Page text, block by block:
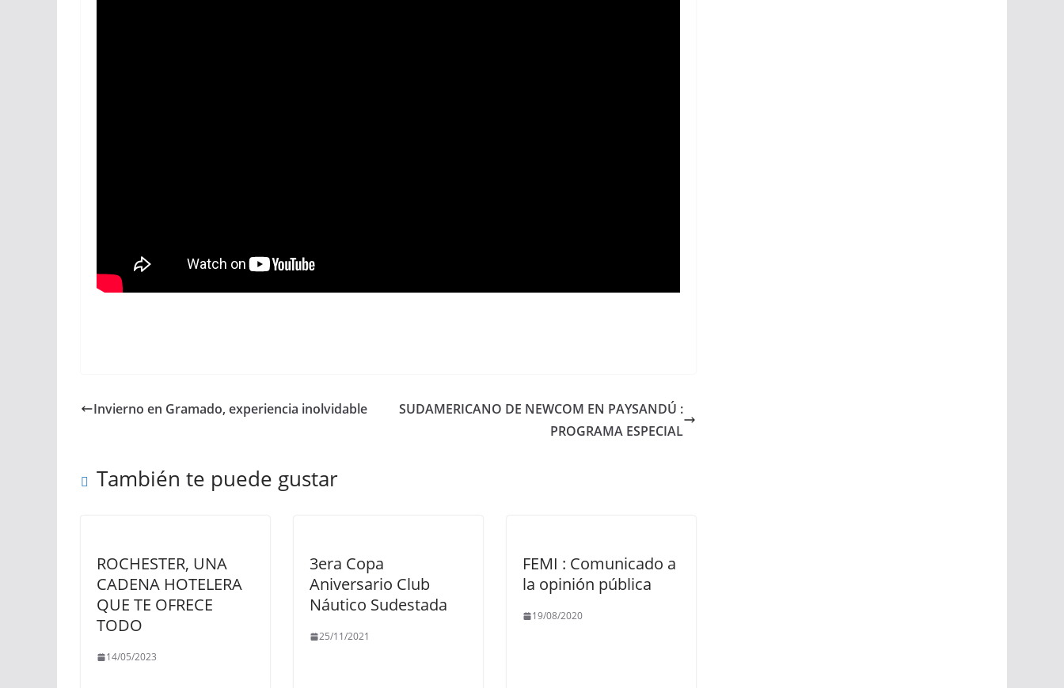
Invierno en Gramado, experiencia inolvidable
SUDAMERICANO DE NEWCOM EN PAYSANDÚ :
PROGRAMA ESPECIAL
También te puede gustar
ROCHESTER, UNA
CADENA HOTELERA
QUE TE OFRECE
TODO
14/05/2023
3era Copa
Aniversario Club
Náutico Sudestada
25/11/2021
FEMI : Comunicado a
la opinión pública
19/08/2020